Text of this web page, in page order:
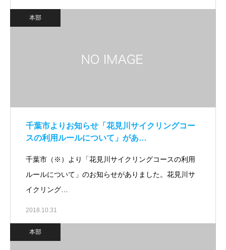
本部
千葉市よりお知らせ「花見川サイクリングコー
スの利用ルールについて」があ…
千葉市（※）より「花見川サイクリングコースの利用
ルールについて」のお知らせがありました。花見川サ
イクリング…
2018.10.31
本部